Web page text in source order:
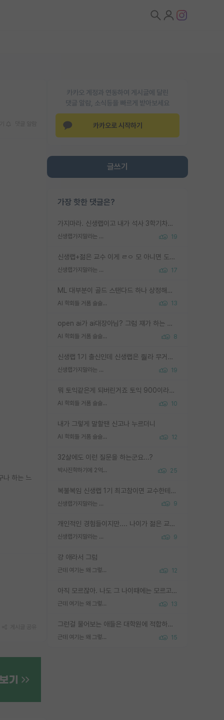
카카오 계정과 연동하여 게시글에 달린
댓글 알람, 소식등을 빠르게 받아보세요
카카오로 시작하기
글쓰기
가장 핫한 댓글은?
가지마라. 신생랩이고 내가 석사 3학기차인데 최고참인데 나도 아무것도 모르는데 교수가 후배들 왜 논문 교육 안시키냐. 논문 왜 안 써오냐 닦달한다
신생랩가지말라는 이유가 있었구나 19
신생랩+젊은 교수 이게 ㄹㅇ 모 아니면 도인듯.
신생랩가지말라는 이유가 있었구나 17
ML 대부분이 골드 스탠다드 하나 상정해놓고 (벤치마크 데이터셋이 여러 개면 여러 개 상정) 그거 얼마나 잘 맞추나 싸움임 가끔 번뜩이는 설계 철학을 보여주는 논문들도 있지만 대부분 그거 성적 얼마나 더 올리느라에 혈안이 되어 있는 측면이 잇음
AI 학회들 거품 슬슬 지적이 나오네요 13
open ai가 ai대장아님? 그럼 쟤가 하는 말이 다 맞겠네
AI 학회들 거품 슬슬 지적이 나오네요 8
신생랩 1기 출신인데 신생랩은 줠라 무거운 바벨 같은거임. 들면 대박인데 못들면 깔려 죽음. 아무도 알려주지 않는 환경에서 자생해야하지만, 일단 살아남았다면 그 어떤 사람보다 악착같고 생존력 높은 사람으로 거듭날 수 있음
신생랩가지말라는 이유가 있었구나 19
뭐 토익같은게 되버린거죠 토익 900이라고 영어잘하는건 아닙니다만 잘하는사람은 다 900을 넘는 그런
AI 학회들 거품 슬슬 지적이 나오네요 10
내가 그렇게 말할땐 신고나 누르더니
AI 학회들 거품 슬슬 지적이 나오네요 12
32살에도 이런 질문을 하는군요...?
박사진학하기에 2억은 괜찮은 (?) 정도의 경제력인가요 25
복불복임 신생랩 1기 최고참이면 교수한테 직접 지도받는 시간이 매우 많음 제대로 된 교수라면 말이지 그게 아니라면 그냥 넌 해방 불가능한 노예 1호에 감점쓰레기통이 되는거고
신생랩가지말라는 이유가 있었구나 9
개인적인 경험들이지만.... 나이가 젊은 교수일수록 꼰대라는 가면을 쓴 채로 무례함을 행동하는 경우가 거의 90% 정도였음. 나이가 어린데 다른 또래들과 달리 명예, 권력, 재력까지 얻었으니 세상 다 가진 기분이겠지. 오히러 나이 든 교수들이 행동과 말을 더 조심하시더라.
신생랩가지말라는 이유가 있었구나 9
걍 애라서 그럼
근데 여기는 왜 그렇게 SPK를 물어보는거임? 12
아직 모르잖아. 나도 그 나이때에는 모르고 평가 받고 안심하고 싶었어.
근데 여기는 왜 그렇게 SPK를 물어보는거임? 13
그런걸 물어보는 애들은 대학원에 적합하지 않다
근데 여기는 왜 그렇게 SPK를 물어보는거임? 15
나 하는 느